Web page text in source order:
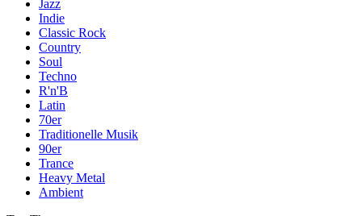
Jazz
Indie
Classic Rock
Country
Soul
Techno
R'n'B
Latin
70er
Traditionelle Musik
90er
Trance
Heavy Metal
Ambient